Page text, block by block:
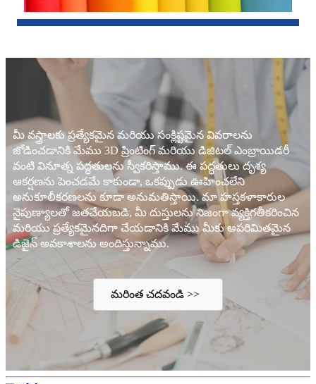
మీ వస్త్రాలకు ప్రత్యేకమైన మరియు సంక్లిష్టమైన వివరాలను
జోడించడానికి మేము 3D ప్రింటింగ్ మరియు డిజిటల్ ఎంబ్రాయిడరీ
వంటి వినూత్న పద్ధతులను స్వీకరిస్తాము. ఈ పద్ధతులు దృశ్య
ఆకర్షణను పెంచడమే కాకుండా, ఒకప్పుడు ఊహించలేని
అనుకూలీకరణలను కూడా అనుమతిస్తాయి. మా హస్తకళాకారుల
నైపుణ్యాలతో జతచేయబడి, మీ దుస్తులను నిజంగా వ్యక్తిగతీకరించిన
మరియు ప్రత్యేకమైనదిగా చేయడానికి మేము మీకు అపరిమితమైన
డిజైన్ అవకాశాలను అందిస్తున్నాము.
మరింత చదవండి >>